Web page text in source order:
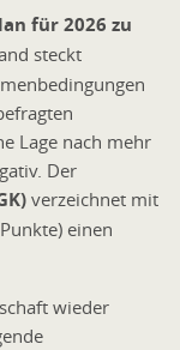
für 2026 zu
steckt
Lage nach mehr
Der
verzeichnet mit
einen
wieder